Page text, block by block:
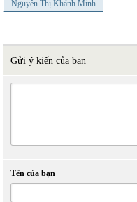
Nguyễn Thị Khánh Minh
Gửi ý kiến của bạn
Tên của bạn